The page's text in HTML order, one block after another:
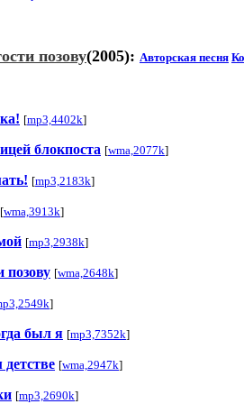
позову(2005): Авторская песня
[mp3,4402k]
блокпоста [wma,2077k]
[mp3,2183k]
[wma,3913k]
[mp3,2938k]
позову [wma,2648k]
]
был я [mp3,7352k]
[wma,2947k]
[mp3,2690k]